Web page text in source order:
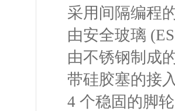
采用间隔编程
由安全玻璃
由不锈钢制成
带硅胶塞的接
4 个稳固的脚